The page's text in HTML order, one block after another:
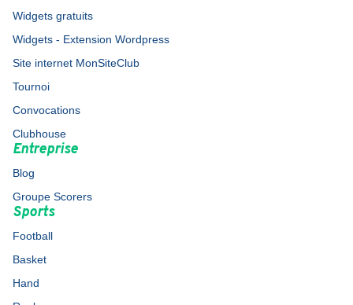
Widgets gratuits
Widgets - Extension Wordpress
Site internet MonSiteClub
Tournoi
Convocations
Clubhouse
Entreprise
Blog
Groupe Scorers
Sports
Football
Basket
Hand